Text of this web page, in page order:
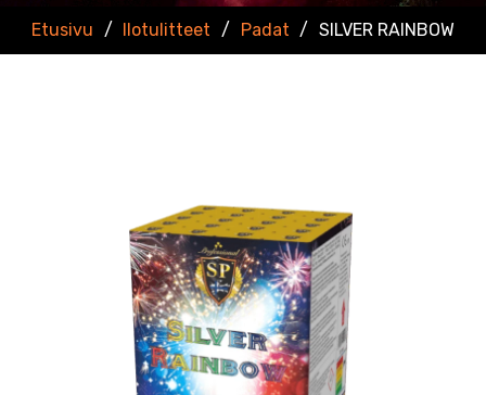
Etusivu / Ilotulitteet / Padat / SILVER RAINBOW